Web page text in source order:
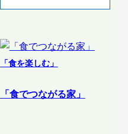
「食を楽しむ」
「食でつながる家」